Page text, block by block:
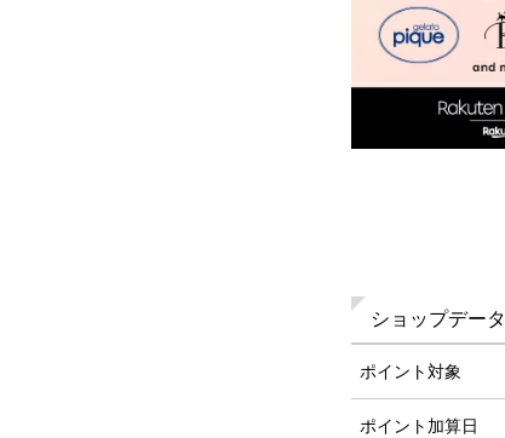
ショップデータ
ポイント対象
ポイント加算日